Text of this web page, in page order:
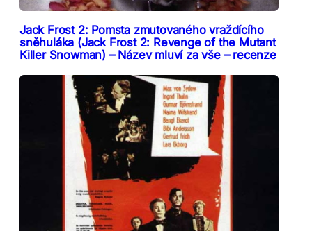
Jack Frost 2: Pomsta zmutovaného vraždícího
sněhuláka (Jack Frost 2: Revenge of the Mutant
Killer Snowman) – Název mluví za vše – recenze